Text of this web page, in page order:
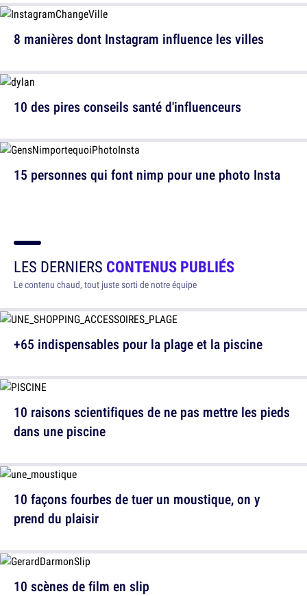
8 manières dont Instagram influence les villes
15 personnes qui font nimp pour une photo Insta
10 des pires conseils santé d'influenceurs
LES DERNIERS CONTENUS PUBLIÉS
Le contenu chaud, tout juste sorti de notre équipe
+65 indispensables pour la plage et la piscine
10 façons fourbes de tuer un moustique, on y
prend du plaisir
10 raisons scientifiques de ne pas mettre les pieds
dans une piscine
10 scènes de film en slip